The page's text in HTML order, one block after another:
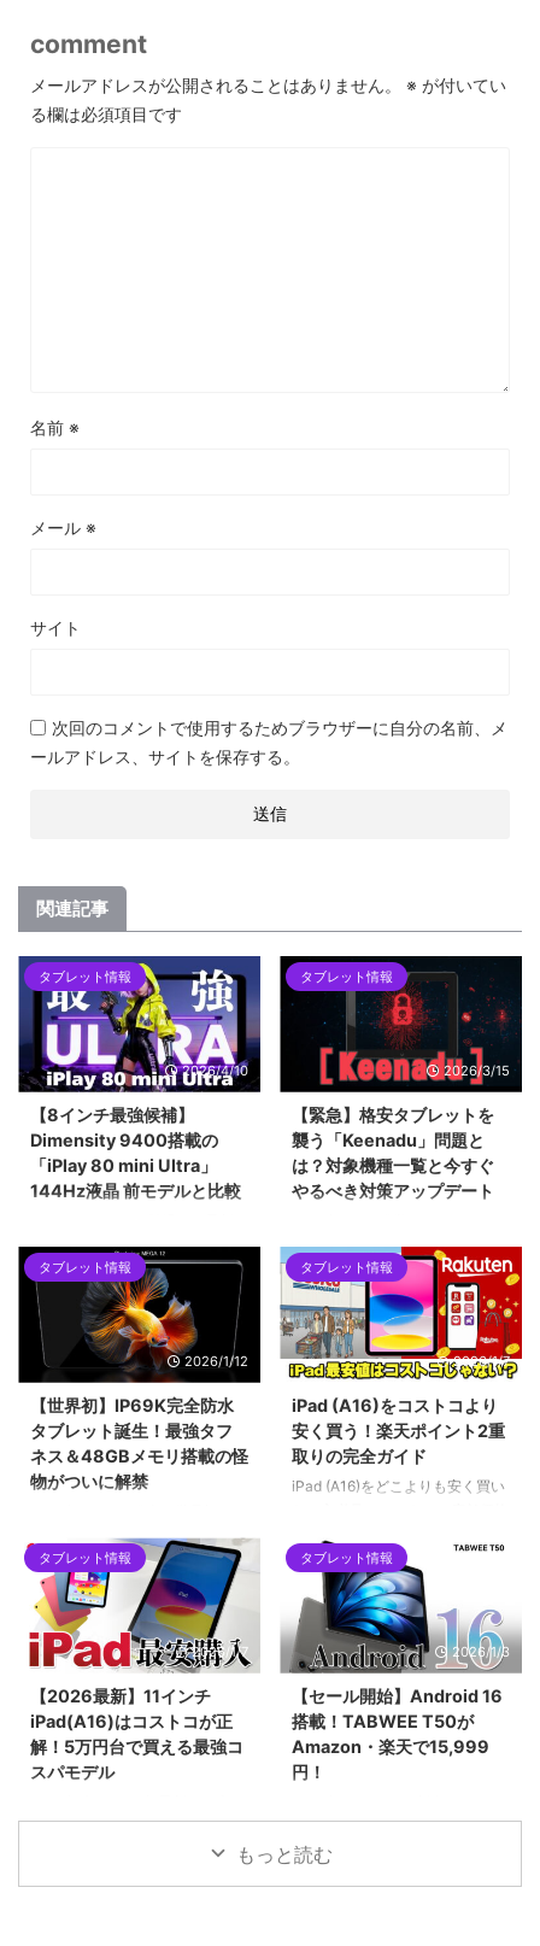
comment
メールアドレスが公開されることはありません。 ※ が付いてい
る欄は必須項目です
名前 ※
メール ※
サイト
次回のコメントで使用するためブラウザーに自分の名前、メ
ールアドレス、サイトを保存する。
関連記事
タブレット情報
2026/4/10
【8インチ最強候補】
Dimensity 9400搭載の
「iPlay 80 mini Ultra」
144Hz液晶 前モデルと比較
8.4インチタブレット「iPlay 80
mini Ultra」を紹介します。最新
チップセットのDimensity 9400
をはじめ、2.5Kの144Hzディス
プレイ、100W急速充電など、コ
ンパクトな筐体に詰め込まれた驚
異的なスペックについて解説して
います。ハイエンドな小型タブレ
ットを求めるユーザーにとって、
2026年現在の最有力候補となる1
台です。
タブレット情報
2026/3/15
【緊急】格安タブレットを
襲う「Keenadu」問題と
は？対象機種一覧と今すぐ
やるべき対策アップデート
ックドア「Keenadu」問題。
Alldocube、Teclast、Headwolf
など、当サイトでも紹介した格安
タブレットが対象となった今回の
騒動を時系列で解説します。迅速
な対応で評価を上げたメーカー
は？手元の「Alldocube iPlay 60
mini pro」を例に、画像付きで対
策アップデートの手順も詳しくご
紹介します。
タブレット情報
2026/1/12
【世界初】IP69K完全防水
タブレット誕生！最強タフ
ネス＆48GBメモリ搭載の怪
物がついに解禁
IP69K完全防水タブレット
「Blackview MEGA 12」。12.2
インチ2.4K液晶、Dimensity
7200、最大48GBメモリ搭載の
フラッグシップ性能を誇りなが
ら、早期割引で299ドルという驚
異のコスパ。キーボードやペンな
ど豪華5大特典が貰える先行販売
セール情報を見逃すな！
タブレット情報
2026/1/7
iPad (A16)をコストコより
安く買う！楽天ポイント2重
取りの完全ガイド
iPad (A16)をどこよりも安く買い
ント2重取りルート」を徹底解説
します。SPU（ポイントアップ）
やお買い物マラソンをフル活用し
て、実質5万円台前半で手に入れ
る具体的な手順や、初心者がハマ
りやすい購入制限の注意点まで網
羅。2026年最新の最安値攻略ガ
イドです。
タブレット情報
2026/1/7
【2026最新】11インチ
iPad(A16)はコストコが正
解！5万円台で買える最強コ
スパモデル
一番売れている「11インチ
iPad（A16チップ搭載）」の価格
タブレット情報
2026/1/3
【セール開始】Android 16
搭載！TABWEE T50が
Amazon・楽天で15,999
円！
最新Android 16と高性能Unisoc
7250チップを搭載したタブレッ
もっと読む